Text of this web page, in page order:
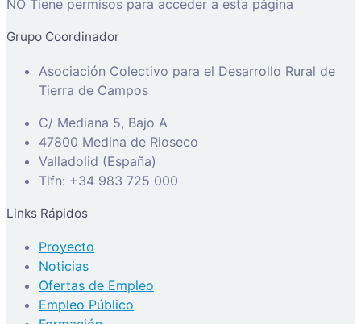
NO Tiene permisos para acceder a esta página
Grupo Coordinador
Asociación Colectivo para el Desarrollo Rural de
Tierra de Campos
C/ Mediana 5, Bajo A
47800 Medina de Rioseco
Valladolid (España)
Tlfn: +34 983 725 000
Links Rápidos
Proyecto
Noticias
Ofertas de Empleo
Empleo Público